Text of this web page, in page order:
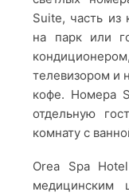
Suite, часть
на парк или
телевизором и
кофе. Номера
отдельную
комнату с
Orea Spa
медицинским